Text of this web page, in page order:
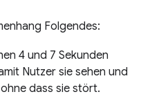
Folgendes:
4 und 7 Sekunden
Nutzer sie sehen und
dass sie stört.